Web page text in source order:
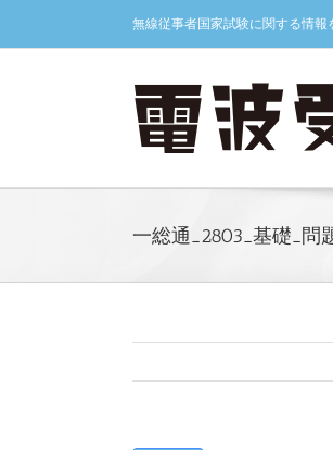
content
無線従事者国家試験に関する情報
一総通_2803_基礎_問